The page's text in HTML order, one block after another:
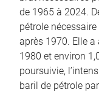
de 1965 à 2024.
pétrole
après 1970. Elle a
1980 et environ
poursuivie,
baril de pétrole